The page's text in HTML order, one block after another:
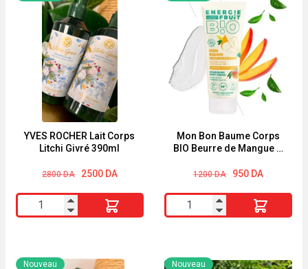
YVES ROCHER Lait Corps
Litchi Givré 390ml
2800DA
Le
initial
était :
2800 DA.
2500 DA
Le
actuel
est :
2500 DA.
quantité
de
ROCHER
Mon Bon Baume Corps
BIO Beurre de Mangue &
Fruit 200ml
1200DA
Le
initial
1200 DA.
950 DA
Le
actuel
950 DA.
quantité
de
Bon
Nouveau Nouveau